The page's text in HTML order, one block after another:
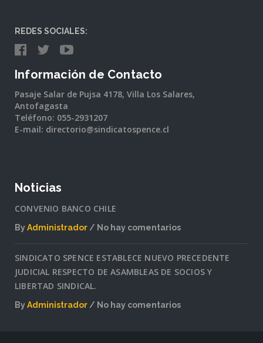
REDES SOCIALES:
Información de Contacto
Pasaje Salar de Pujsa 4178, Villa Los Salares,
Antofagasta
Teléfono: 055-2931207
E-mail: directorio@sindicatospence.cl
Noticias
CONVENIO BANCO CHILE
ByAdministrador
No hay comentarios
BANCO
CHILE
SINDICATO SPENCE ESTABLECE NUEVO PRECEDENTE
JUDICIAL RESPECTO DE ASAMBLEAS DE SOCIOS Y
LIBERTAD SINDICAL.
ByAdministrador
No hay comentarios